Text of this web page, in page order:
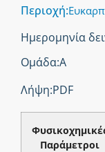
Περιοχή:
Ημερομηνία
Ομάδα:Α
Λήψη:PDF
Παράμετροι